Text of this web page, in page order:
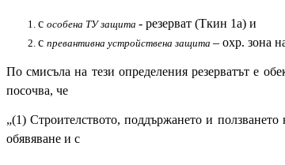
с особена ТУ защита - резерват (Ткин 1а) и
с превантивна устройствена защита – охр. зона
По смисъла на тези определения резерватът е
посочва, че
„(1) Строителството, поддържането и
обявяване и с